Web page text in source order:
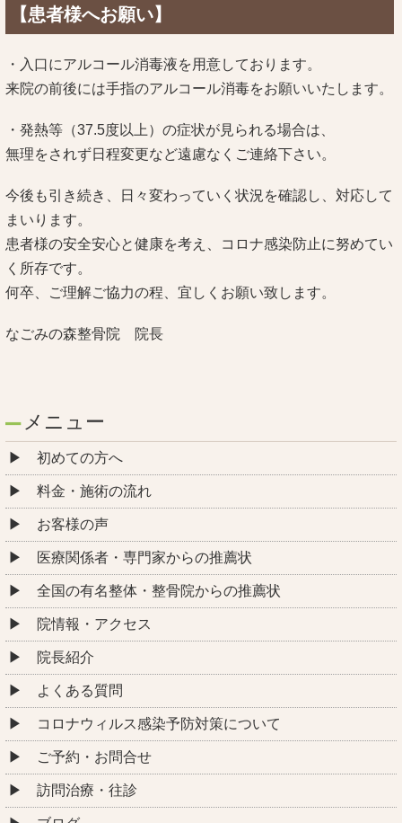
【患者様へお願い】
・入口にアルコール消毒液を用意しております。
来院の前後には手指のアルコール消毒をお願いいたします。
・発熱等（37.5度以上）の症状が見られる場合は、
無理をされず日程変更など遠慮なくご連絡下さい。
今後も引き続き、日々変わっていく状況を確認し、対応して
まいります。
患者様の安全安心と健康を考え、コロナ感染防止に努めてい
く所存です。
何卒、ご理解ご協力の程、宜しくお願い致します。
なごみの森整骨院 院長
メニュー
初めての方へ
料金・施術の流れ
お客様の声
医療関係者・専門家からの推薦状
全国の有名整体・整骨院からの推薦状
院情報・アクセス
院長紹介
よくある質問
コロナウィルス感染予防対策について
ご予約・お問合せ
訪問治療・往診